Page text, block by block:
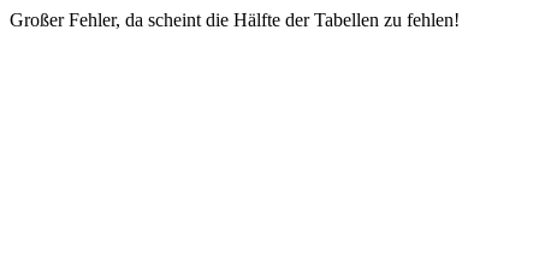
Großer Fehler, da scheint die Hälfte der Tabellen zu fehlen!